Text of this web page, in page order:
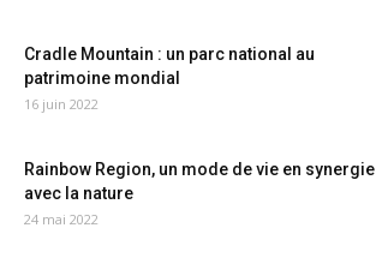
Cradle Mountain : un parc national au
patrimoine mondial
16 juin 2022
Rainbow Region, un mode de vie en synergie
avec la nature
24 mai 2022